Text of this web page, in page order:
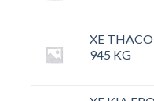
XE
945 KG